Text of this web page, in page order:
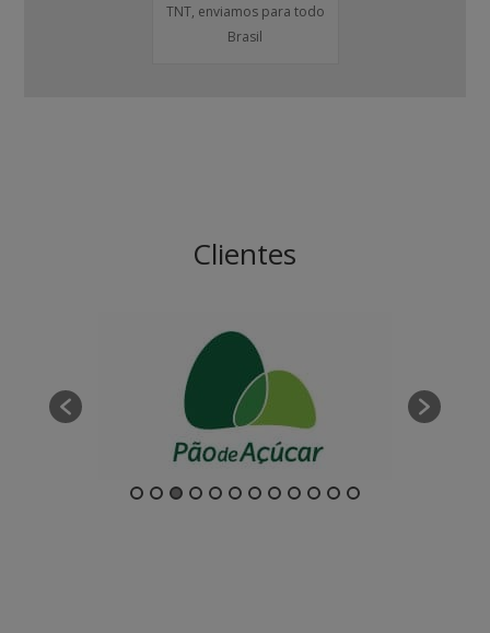
TNT, enviamos para todo
Brasil
Clientes